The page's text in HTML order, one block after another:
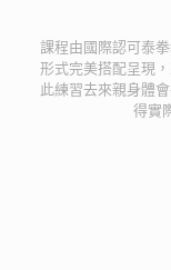
課程由國際認可泰
形式完美搭配呈現
此練習去來親身體
得實